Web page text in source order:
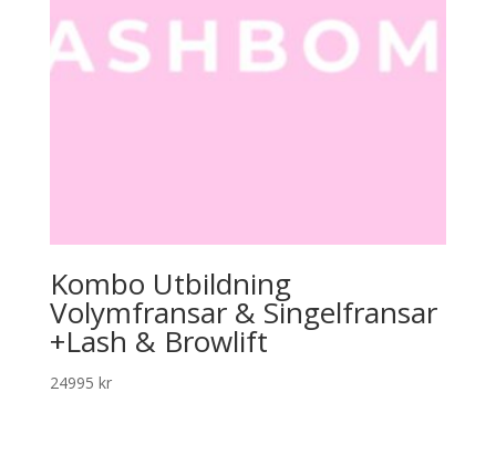
Kombo Utbildning
Volymfransar & Singelfransar
+Lash & Browlift
24995 kr